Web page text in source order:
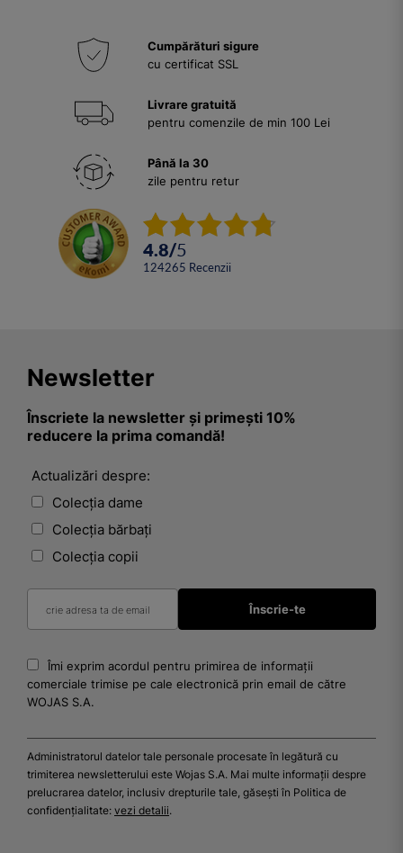
Cumpărături sigure
cu certificat SSL
Livrare gratuită
pentru comenzile de min 100 Lei
Până la 30
zile pentru retur
4.8/5
124265 Recenzii
Newsletter
Înscriete la newsletter și primești 10%
reducere la prima comandă!
Actualizări despre:
Colecția dame
Colecția bărbați
Colecția copii
Îmi exprim acordul pentru primirea de informații
comerciale trimise pe cale electronică prin email de către
WOJAS S.A.
Administratorul datelor tale personale procesate în legătură cu
trimiterea newsletterului este Wojas S.A. Mai multe informații despre
prelucrarea datelor, inclusiv drepturile tale, găsești în Politica de
confidențialitate: vezi detalii.